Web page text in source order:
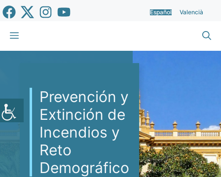
Saltar
al
contenido
Español Valencià
Menú
Prevención y
Extinción de
Incendios y
Reto
Demográfico